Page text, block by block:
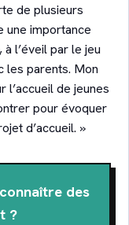
de plusieurs
une importance
l’éveil par le jeu
les parents. Mon
l’accueil de jeunes
pour évoquer
d’accueil. »
des
?